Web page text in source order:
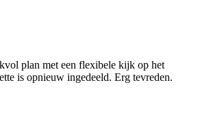
plan met een flexibele kijk op het
is opnieuw ingedeeld. Erg tevreden.